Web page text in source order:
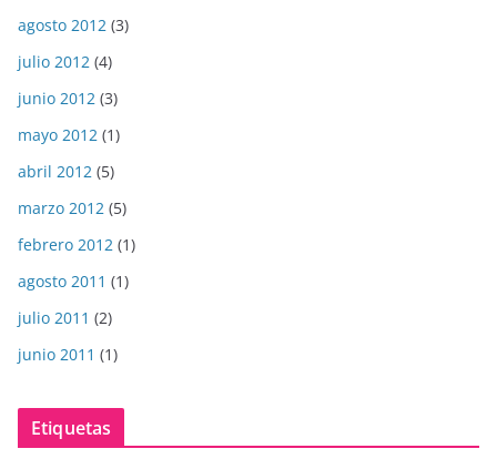
agosto 2012 (3)
julio 2012 (4)
junio 2012 (3)
mayo 2012 (1)
abril 2012 (5)
marzo 2012 (5)
febrero 2012 (1)
agosto 2011 (1)
julio 2011 (2)
junio 2011 (1)
Etiquetas